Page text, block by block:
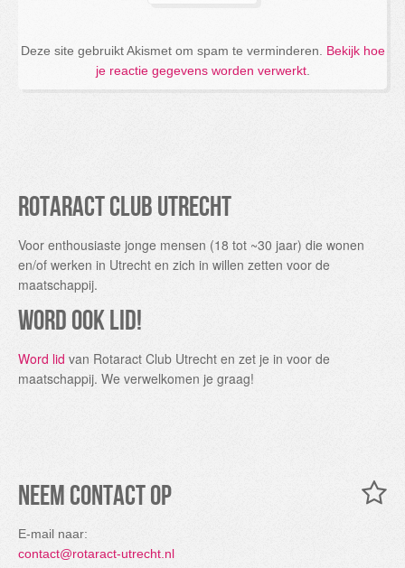
Deze site gebruikt Akismet om spam te verminderen. Bekijk hoe
je reactie gegevens worden verwerkt.
Rotaract Club Utrecht
Voor enthousiaste jonge mensen (18 tot ~30 jaar) die wonen
en/of werken in Utrecht en zich in willen zetten voor de
maatschappij.
Word ook lid!
Word lid van Rotaract Club Utrecht en zet je in voor de
maatschappij. We verwelkomen je graag!
Neem contact op
E-mail naar:
contact@rotaract-utrecht.nl